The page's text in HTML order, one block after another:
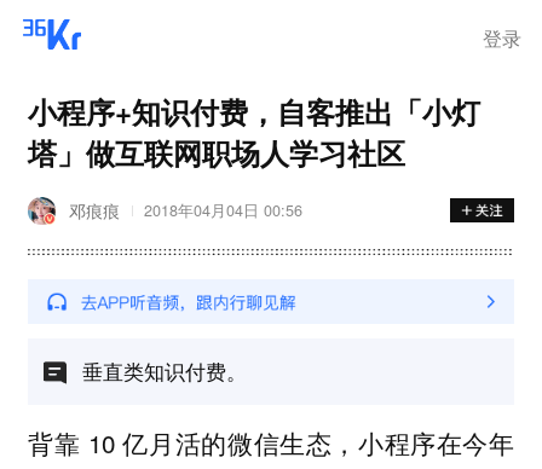
登录
小程序+知识付费，自客推出「小灯
塔」做互联网职场人学习社区
邓痕痕 2018年04月04日 00:56
垂直类知识付费。
背靠 10 亿月活的微信生态，小程序在今年